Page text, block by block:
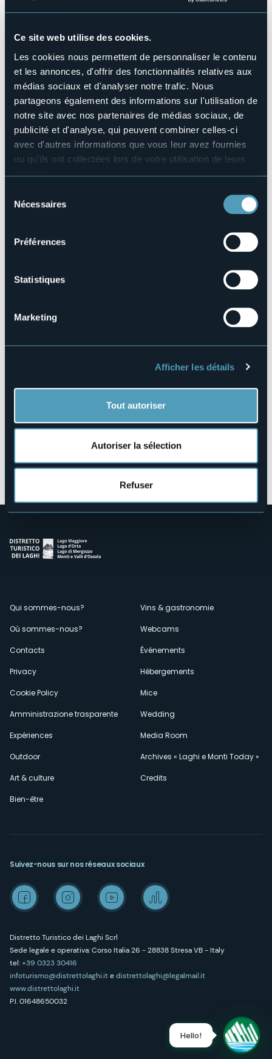
Ce site web utilise des cookies.
Les cookies nous permettent de personnaliser le contenu
et les annonces, d'offrir des fonctionnalités relatives aux
médias sociaux et d'analyser notre trafic. Nous
partageons également des informations sur l'utilisation de
notre site avec nos partenaires de médias sociaux, de
publicité et d'analyse, qui peuvent combiner celles-ci
avec d'autres informations que vous leur avez fournies
ou qu'ils ont collectées lors de votre utilisation de leurs
services.
manière de les gérer et de les supprimer,
cliquez ici
Nécessaires
Préférences
Statistiques
Marketing
Afficher les détails
Tout autoriser
Autoriser la sélection
Refuser
Salles de conférences
Piscine
Animaux acceptés
Sì
Nombres de chambres
Nombres de lits
6
info@icornidinibbio.it
Téléphone
Codice CIR
Ouvrir la carte
Menù
secondario
Qui sommes-nous?
Où sommes-nous?
Contacts
Privacy
Cookie Policy
Amministrazione trasparente
Expériences
Outdoor
Art & culture
Bien-être
Vins & gastronomie
Webcams
Événements
Hébergements
Mice
Wedding
Media Room
Archives « Laghi e Monti Today »
Credits
Distretto Turistico dei Laghi Scrl
Sede legale e operativa: Corso Italia 26 - 28838 Stresa VB - Italy
tel:+39 0323 30416
infoturismo@distrettolaghi.itedistrettolaghi@legalmail.it
www.distrettolaghi.it
P.I. 01648650032
Suivez-nous sur nos réseaux sociaux